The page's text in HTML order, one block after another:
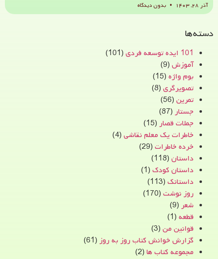
آذر ۲۸, ۱۴۰۳
بدون دیدگاه
دسته‌ها
101 ایده توسعه فردی
(101)
آموزش (9)
بوم واژه (15)
تصویرگری (8)
تمرین (56)
جستار (87)
جملات قصار (15)
خاطرات یک معلم نقاشی (4)
خرده خاطرات (29)
داستان (118)
داستان کودک (1)
داستانک (113)
روز نوشت (170)
شعر (9)
قطعه (1)
قوانین من (3)
گزارش خوانش کتاب روز به روز (61)
مجموعه کتاب ها (2)